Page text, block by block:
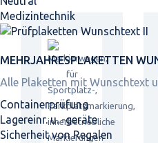
Medizintechnik
MEHRJAHRES­PLAKETTEN
Alle Plaketten mit Wunschtext
Containerprüfung
Lagereinr. u. -geräte
Sicherheit von Regalen